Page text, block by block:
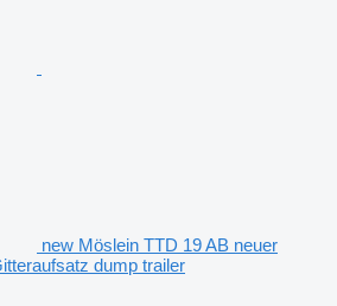
new Möslein TTD 19 AB neuer
dump trailer